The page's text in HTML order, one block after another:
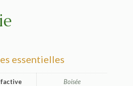
essentielles
Boisée